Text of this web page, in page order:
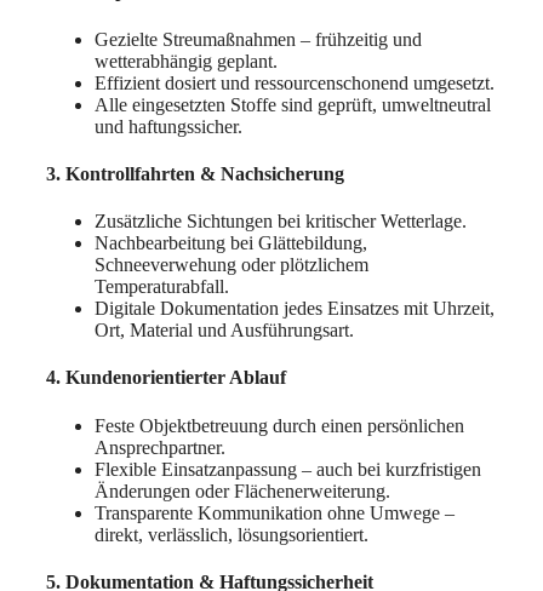
Gezielte Streumaßnahmen – frühzeitig und
wetterabhängig geplant.
Effizient dosiert und ressourcenschonend umgesetzt.
Alle eingesetzten Stoffe sind geprüft, umweltneutral
und haftungssicher.
3. Kontrollfahrten & Nachsicherung
Zusätzliche Sichtungen bei kritischer Wetterlage.
Nachbearbeitung bei Glättebildung,
Schneeverwehung oder plötzlichem
Temperaturabfall.
Digitale Dokumentation jedes Einsatzes mit Uhrzeit,
Ort, Material und Ausführungsart.
4. Kundenorientierter Ablauf
Feste Objektbetreuung durch einen persönlichen
Ansprechpartner.
Flexible Einsatzanpassung – auch bei kurzfristigen
Änderungen oder Flächenerweiterung.
Transparente Kommunikation ohne Umwege –
direkt, verlässlich, lösungsorientiert.
5. Dokumentation & Haftungssicherheit